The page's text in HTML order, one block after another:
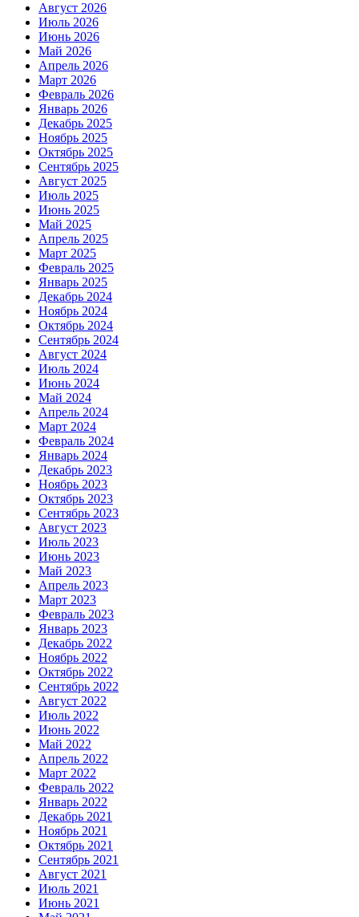
Август 2026
Июль 2026
Июнь 2026
Май 2026
Апрель 2026
Март 2026
Февраль 2026
Январь 2026
Декабрь 2025
Ноябрь 2025
Октябрь 2025
Сентябрь 2025
Август 2025
Июль 2025
Июнь 2025
Май 2025
Апрель 2025
Март 2025
Февраль 2025
Январь 2025
Декабрь 2024
Ноябрь 2024
Октябрь 2024
Сентябрь 2024
Август 2024
Июль 2024
Июнь 2024
Май 2024
Апрель 2024
Март 2024
Февраль 2024
Январь 2024
Декабрь 2023
Ноябрь 2023
Октябрь 2023
Сентябрь 2023
Август 2023
Июль 2023
Июнь 2023
Май 2023
Апрель 2023
Март 2023
Февраль 2023
Январь 2023
Декабрь 2022
Ноябрь 2022
Октябрь 2022
Сентябрь 2022
Август 2022
Июль 2022
Июнь 2022
Май 2022
Апрель 2022
Март 2022
Февраль 2022
Январь 2022
Декабрь 2021
Ноябрь 2021
Октябрь 2021
Сентябрь 2021
Август 2021
Июль 2021
Июнь 2021